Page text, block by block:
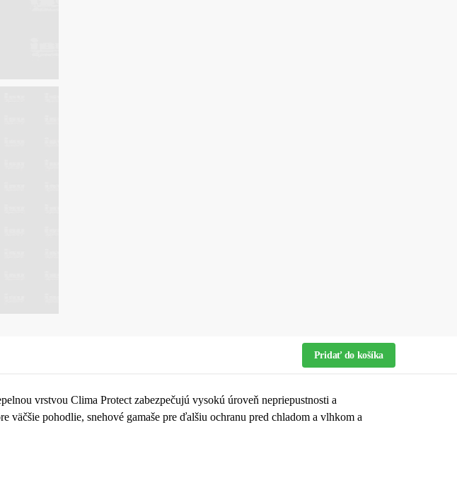
Pridať do košíka
vrstvou Clima Protect zabezpečujú vysokú úroveň nepriepustnosti a
pohodlie, snehové gamaše pre ďalšiu ochranu pred chladom a vlhkom a